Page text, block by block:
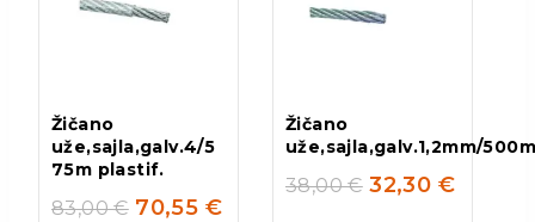
Žičano
uže,sajla,galv.4/5
75m plastif.
83,00€ 70,55 €
Žičano
uže,sajla,galv.1,2mm/500m
38,00€ 32,30 €